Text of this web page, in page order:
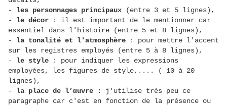
- les personnages principaux
(entre 3 et 5 lignes),
- le décor
: il est important de le mentionner car
essentiel dans l'histoire (entre 5 et 8 lignes),
- la tonalité et l'atmosphère
: pour mettre l'accent
sur les registres employés (entre 5 à 8 lignes),
- le style
: pour indiquer les expressions
employées, les figures de style,.... ( 10 à 20
lignes),
- la place de l’œuvre
: j'utilise très peu ce
paragraphe car c'est en fonction de la présence ou